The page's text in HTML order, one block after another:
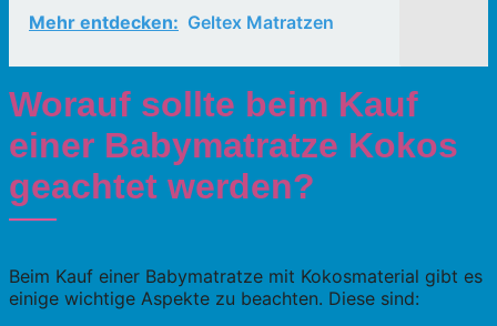
Mehr entdecken: Geltex Matratzen
Worauf sollte beim Kauf
einer Babymatratze Kokos
geachtet werden?
Beim Kauf einer Babymatratze mit Kokosmaterial gibt es
einige wichtige Aspekte zu beachten. Diese sind: